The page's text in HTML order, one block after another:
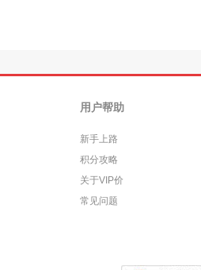
用户帮助
新手上路
积分攻略
关于VIP价
常见问题